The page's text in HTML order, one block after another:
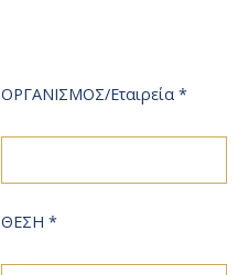
ΟΡΓΑΝΙΣΜΟΣ/Εταιρεία *
ΘΕΣΗ *